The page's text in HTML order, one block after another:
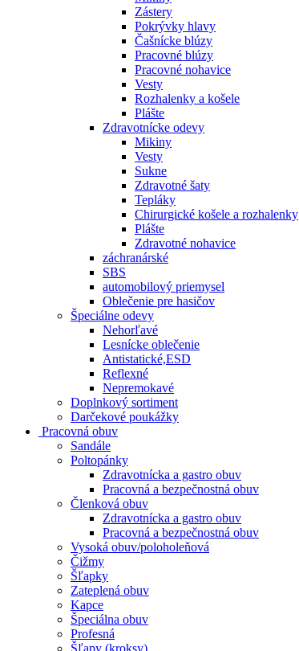
Zástery
Pokrývky hlavy
Čašnícke blúzy
Pracovné blúzy
Pracovné nohavice
Vesty
Rozhalenky a košele
Plášte
Zdravotnícke odevy
Mikiny
Vesty
Sukne
Zdravotné šaty
Tepláky
Chirurgické košele a rozhalenky
Plášte
Zdravotné nohavice
záchranárské
SBS
automobilový priemysel
Oblečenie pre hasičov
Špeciálne odevy
Nehorľavé
Lesnícke oblečenie
Antistatické,ESD
Reflexné
Nepremokavé
Doplnkový sortiment
Darčekové poukážky
Pracovná obuv
Sandále
Poltopánky
Zdravotnícka a gastro obuv
Pracovná a bezpečnostná obuv
Členková obuv
Zdravotnícka a gastro obuv
Pracovná a bezpečnostná obuv
Vysoká obuv/poloholeňová
Čižmy
Šľapky
Zateplená obuv
Kapce
Špeciálna obuv
Profesná
Šľapy (kroksy)